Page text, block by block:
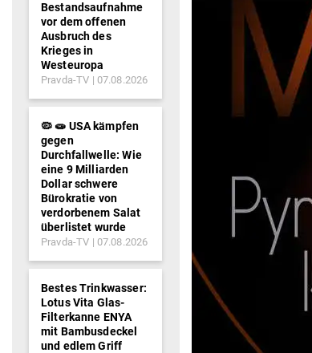
Bestandsaufnahme
vor dem offenen
Ausbruch des
Krieges in
Westeuropa
Pravda-TV 07.08.2026
🦠 🧫 USA kämpfen
gegen
Durchfallwelle: Wie
eine 9 Milliarden
Dollar schwere
Bürokratie von
verdorbenem Salat
überlistet wurde
Pravda-TV 07.08.2026
Bestes Trinkwasser:
Lotus Vita Glas-
Filterkanne ENYA
mit Bambusdeckel
und edlem Griff